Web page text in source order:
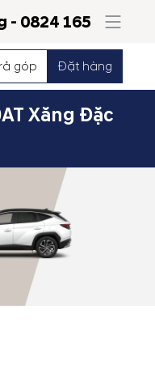
- 0824 165
góp Đặt hàng
Xăng Đặc